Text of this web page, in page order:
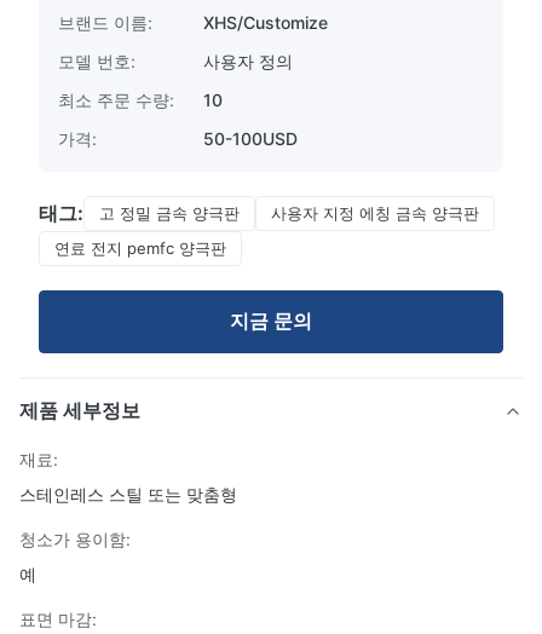
브랜드 이름:
XHS/Customize
모델 번호:
사용자 정의
최소 주문 수량:
10
가격:
50-100USD
태그: 고 정밀 금속 양극판
사용자 지정 에칭 금속 양극판
연료 전지 pemfc 양극판
지금 문의
제품 세부정보
재료:
스테인레스 스틸 또는 맞춤형
청소가 용이함:
예
표면 마감: